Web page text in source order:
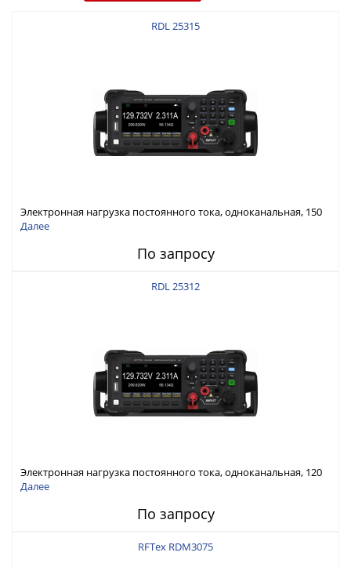
RDL 25315
Электронная нагрузка постоянного тока, одноканальная, 150
В, 30 А, 300 Вт
Далее
По запросу
RDL 25312
Электронная нагрузка постоянного тока, одноканальная, 120
В, 60 А, 300 Вт
Далее
По запросу
RFTex RDM3075